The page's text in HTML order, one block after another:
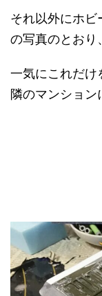
それ以外にホビ
の写真のとおり
一気にこれだけ
隣のマンション